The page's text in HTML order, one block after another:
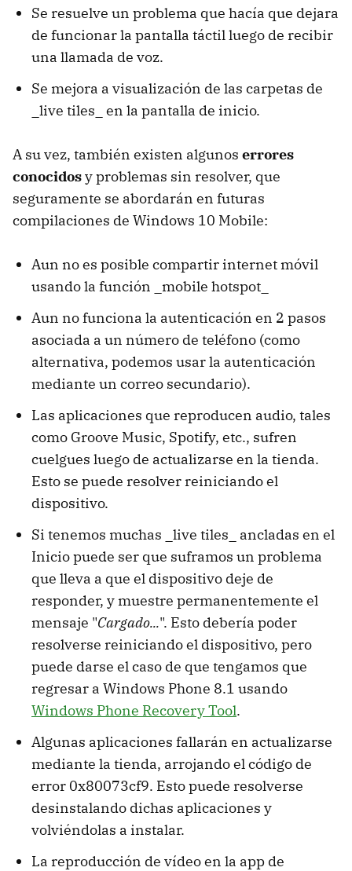
Se resuelve un problema que hacía que dejara
de funcionar la pantalla táctil luego de recibir
una llamada de voz.
Se mejora a visualización de las carpetas de
_live tiles_ en la pantalla de inicio.
A su vez, también existen algunos errores
conocidosy problemas sin resolver, que
seguramente se abordarán en futuras
compilaciones de Windows 10 Mobile:
Aun no es posible compartir internet móvil
usando la función _mobile hotspot_
Aun no funciona la autenticación en 2 pasos
asociada a un número de teléfono (como
alternativa, podemos usar la autenticación
mediante un correo secundario).
Las aplicaciones que reproducen audio, tales
como Groove Music, Spotify, etc., sufren
cuelgues luego de actualizarse en la tienda.
Esto se puede resolver reiniciando el
dispositivo.
Si tenemos muchas _live tiles_ ancladas en el
Inicio puede ser que suframos un problema
que lleva a que el dispositivo deje de
responder, y muestre permanentemente el
mensaje "Cargado...". Esto debería poder
resolverse reiniciando el dispositivo, pero
puede darse el caso de que tengamos que
regresar a Windows Phone 8.1 usando
Windows Phone Recovery Tool.
Algunas aplicaciones fallarán en actualizarse
mediante la tienda, arrojando el código de
error 0x80073cf9. Esto puede resolverse
desinstalando dichas aplicaciones y
volviéndolas a instalar.
La reproducción de vídeo en la app de